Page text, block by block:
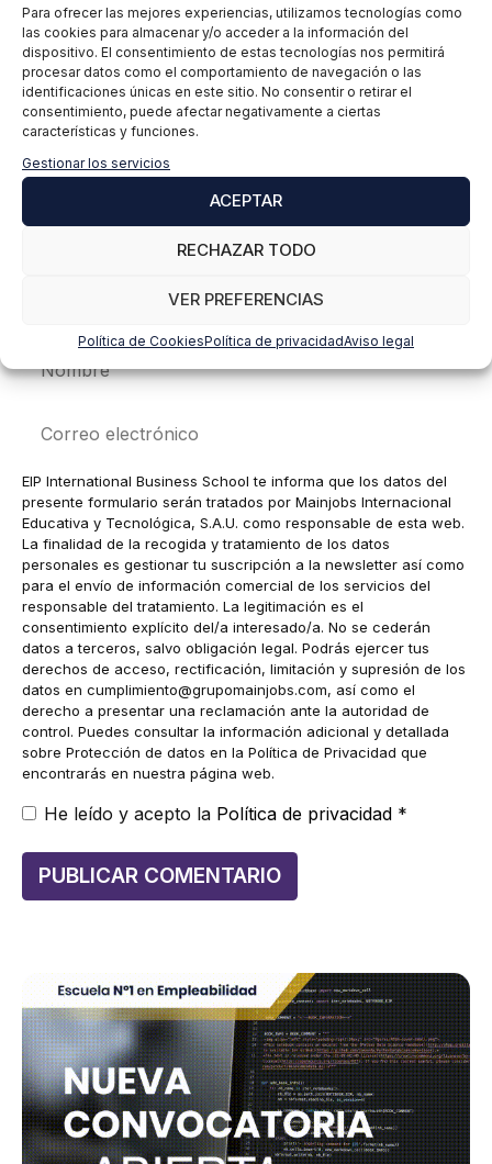
Para ofrecer las mejores experiencias, utilizamos tecnologías como
las cookies para almacenar y/o acceder a la información del
dispositivo. El consentimiento de estas tecnologías nos permitirá
procesar datos como el comportamiento de navegación o las
identificaciones únicas en este sitio. No consentir o retirar el
consentimiento, puede afectar negativamente a ciertas
características y funciones.
Gestionar los servicios
ACEPTAR
RECHAZAR TODO
VER PREFERENCIAS
Política de CookiesPolítica de privacidadAviso legal
Deja un comentario
Comentario
Nombre
electrónico
EIP International Business School te informa que los datos del
presente formulario serán tratados por Mainjobs Internacional
Educativa y Tecnológica, S.A.U. como responsable de esta web.
La finalidad de la recogida y tratamiento de los datos
personales es gestionar tu suscripción a la newsletter así como
para el envío de información comercial de los servicios del
responsable del tratamiento. La legitimación es el
consentimiento explícito del/a interesado/a. No se cederán
datos a terceros, salvo obligación legal. Podrás ejercer tus
derechos de acceso, rectificación, limitación y supresión de los
datos en cumplimiento@grupomainjobs.com, así como el
derecho a presentar una reclamación ante la autoridad de
control. Puedes consultar la información adicional y detallada
sobre Protección de datos en la Política de Privacidad que
encontrarás en nuestra página web.
He leído y acepto la Política de privacidad *